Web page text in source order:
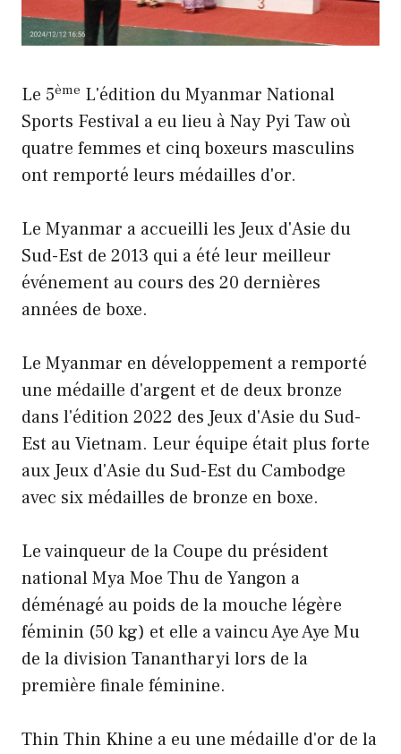
Le 5ème L'édition du Myanmar National
Sports Festival a eu lieu à Nay Pyi Taw où
quatre femmes et cinq boxeurs masculins
ont remporté leurs médailles d'or.
Le Myanmar a accueilli les Jeux d'Asie du
Sud-Est de 2013 qui a été leur meilleur
événement au cours des 20 dernières
années de boxe.
Le Myanmar en développement a remporté
une médaille d'argent et de deux bronze
dans l'édition 2022 des Jeux d'Asie du Sud-
Est au Vietnam. Leur équipe était plus forte
aux Jeux d'Asie du Sud-Est du Cambodge
avec six médailles de bronze en boxe.
Le vainqueur de la Coupe du président
national Mya Moe Thu de Yangon a
déménagé au poids de la mouche légère
féminin (50 kg) et elle a vaincu Aye Aye Mu
de la division Tanantharyi lors de la
première finale féminine.
Thin Thin Khine a eu une médaille d'or de la